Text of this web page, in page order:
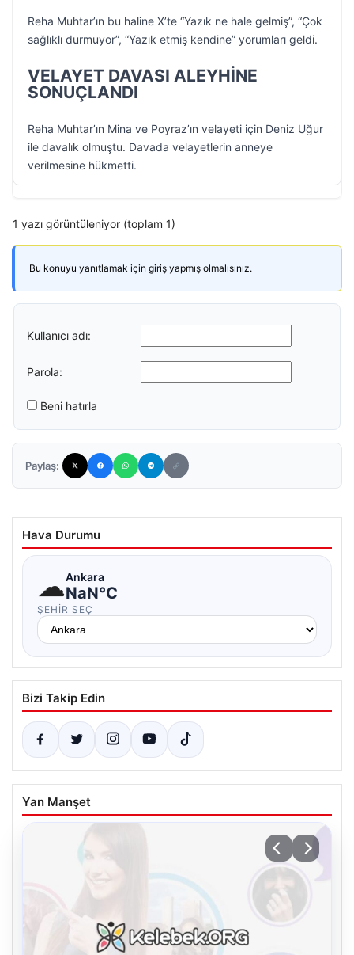
Reha Muhtar’ın bu haline X’te “Yazık ne hale gelmiş”, “Çok
sağlıklı durmuyor”, “Yazık etmiş kendine” yorumları geldi.
VELAYET DAVASI ALEYHİNE
SONUÇLANDI
Reha Muhtar’ın Mina ve Poyraz’ın velayeti için Deniz Uğur
ile davalık olmuştu. Davada velayetlerin anneye
verilmesine hükmetti.
1 yazı görüntüleniyor (toplam 1)
Bu konuyu yanıtlamak için giriş yapmış olmalısınız.
Kullanıcı adı:
Parola:
Beni hatırla
Paylaş:
Hava Durumu
☁Ankara
NaN°C
ŞEHIR SEÇ
Bizi Takip Edin
Yan Manşet